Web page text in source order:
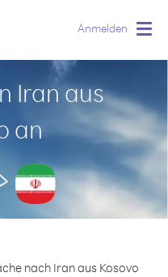
Anmelden
Iran aus
an
nach Iran aus Kosovo